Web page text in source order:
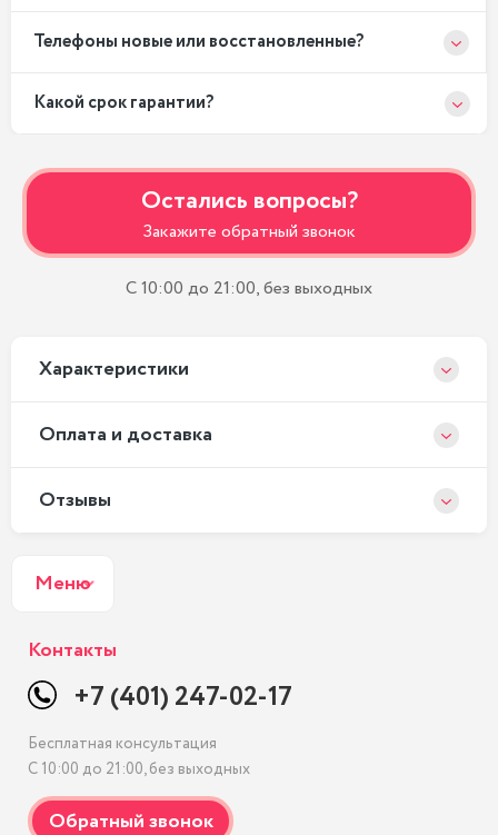
Телефоны новые или восстановленные?
Какой срок гарантии?
Остались вопросы?
Закажите обратный звонок
С 10:00 до 21:00, без выходных
Xарактеристики
Оплата и доставка
Отзывы
Меню
Контакты
+7 (401) 247-02-17
Бесплатная консультация
С 10:00 до 21:00, без выходных